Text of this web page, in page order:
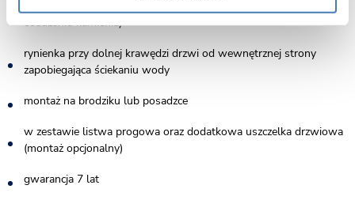
osadzaniu kamienia)
rynienka przy dolnej krawędzi drzwi od wewnętrznej strony
zapobiegająca ściekaniu wody
montaż na brodziku lub posadzce
w zestawie listwa progowa oraz dodatkowa uszczelka drzwiowa
(montaż opcjonalny)
gwarancja 7 lat